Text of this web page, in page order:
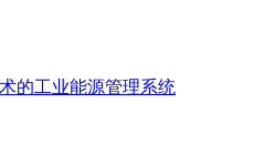
的工业能源管理系统